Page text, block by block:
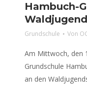
Hambuch-
Grundschule Von
Am Mittwoch, den
Grundschule
an den